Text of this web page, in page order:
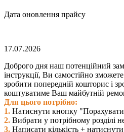
Дата оновлення прайсу
17.07.2026
Доброго дня наш потенційний
інструкції, Ви самостійно
зробити попередній кошторис і
коштуватиме Ваш майбутній
Для цього потрібно:
1. Натиснути кнопку
2. Вибрати у потрібному розділі
3. Написати кількість +